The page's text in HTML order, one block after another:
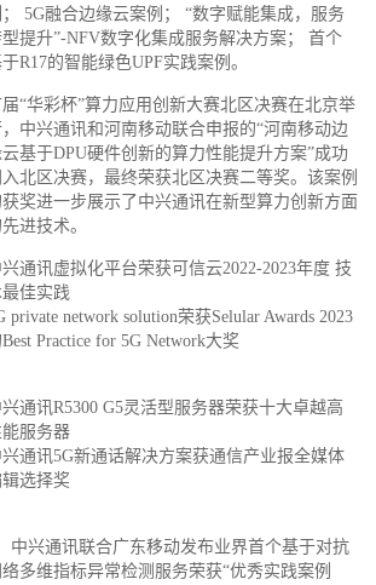
5G融合边缘云案例； “数字赋能集成，服务
提升”-NFV数字化集成服务解决方案； 首个
R17的智能绿色UPF实践案例。
“华彩杯”算力应用创新大赛北区决赛在北京举
中兴通讯和河南移动联合申报的“河南移动边
基于DPU硬件创新的算力性能提升方案”成功
入北区决赛，最终荣获北区决赛二等奖。该案例
获奖进一步展示了中兴通讯在新型算力创新方面
进技术。
兴通讯虚拟化平台荣获可信云2022-2023年度 技
佳实践
private network solution荣获Selular Awards 2023
Practice for 5G Network大奖
兴通讯R5300 G5灵活型服务器荣获十大卓越高
服务器
兴通讯5G新通话解决方案获通信产业报全媒体
选择奖
中兴通讯联合广东移动发布业界首个基于对抗
络多维指标异常检测服务荣获“优秀实践案例